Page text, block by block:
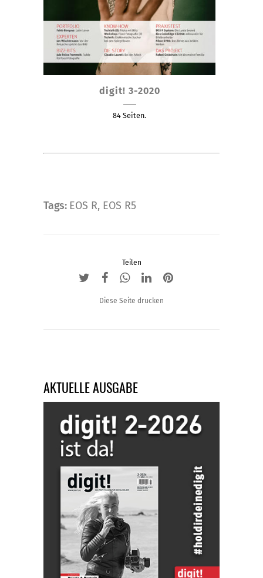
können
der
digit! 3-2020
84 Seiten.
Tags: EOS R, EOS R5
Teilen
Diese Seite drucken
AKTUELLE AUSGABE